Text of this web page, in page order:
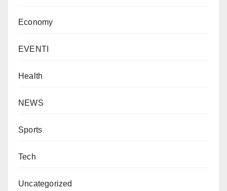
Economy
EVENTI
Health
NEWS
Sports
Tech
Uncategorized